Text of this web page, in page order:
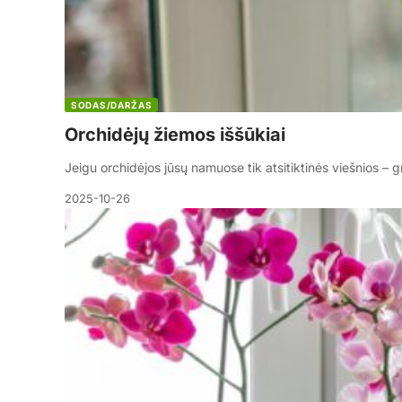
SODAS/DARŽAS
Orchidėjų žiemos iššūkiai
Jeigu orchidėjos jūsų namuose tik atsitiktinės viešnios –
2025-10-26